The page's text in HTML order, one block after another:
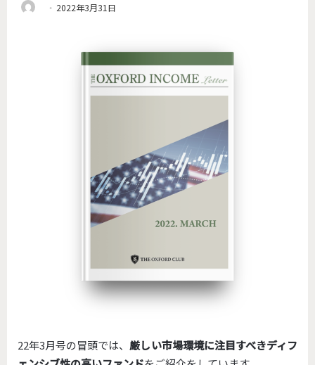
2022年3月31日
22年3月号の冒頭では、 厳しい市場環境に注目すべきディフ